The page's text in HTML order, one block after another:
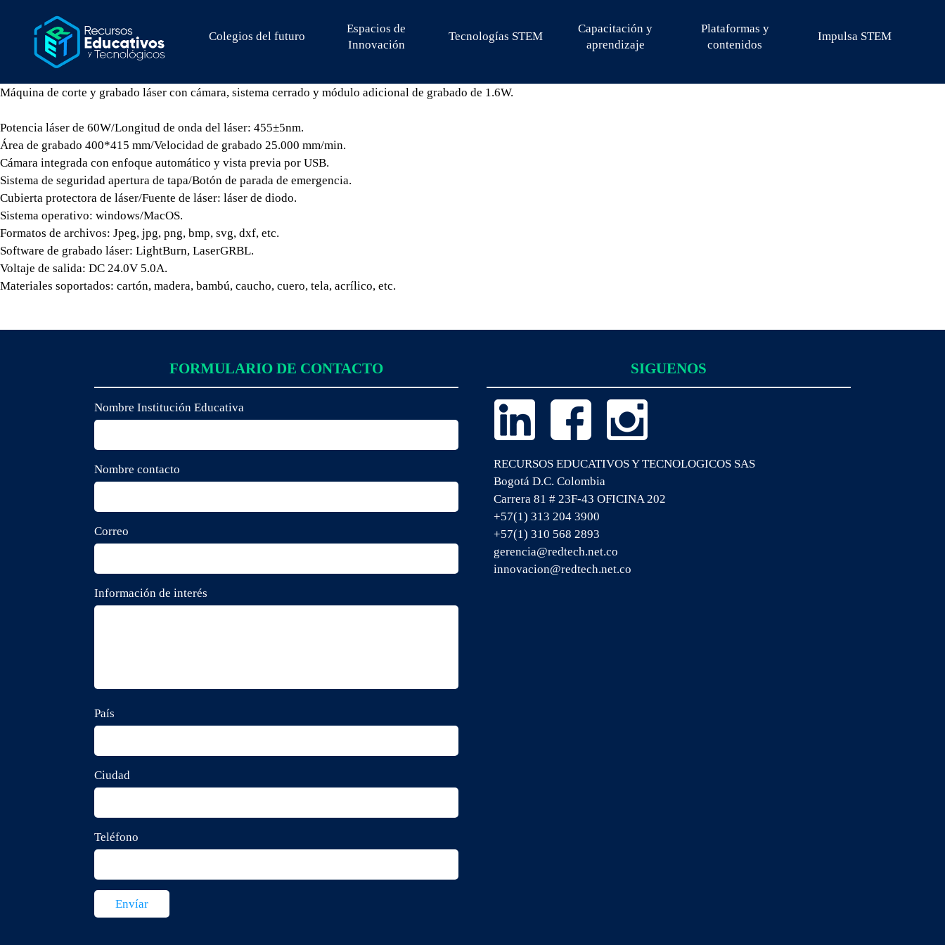
Colegios del futuro
Espacios de
Innovación
Tecnologías STEM
Capacitación y
aprendizaje
Plataformas y
contenidos
Impulsa STEM
Máquina de corte y grabado láser con cámara, sistema cerrado y módulo adicional de grabado de 1.6W.
Potencia láser de 60W/Longitud de onda del láser: 455±5nm.
Área de grabado 400*415 mm/Velocidad de grabado 25.000 mm/min.
Cámara integrada con enfoque automático y vista previa por USB.
Sistema de seguridad apertura de tapa/Botón de parada de emergencia.
Cubierta protectora de láser/Fuente de láser: láser de diodo.
Sistema operativo: windows/MacOS.
Formatos de archivos: Jpeg, jpg, png, bmp, svg, dxf, etc.
Software de grabado láser: LightBurn, LaserGRBL.
Voltaje de salida: DC 24.0V 5.0A.
Materiales soportados: cartón, madera, bambú, caucho, cuero, tela, acrílico, etc.
FORMULARIO DE CONTACTO
Nombre Institución Educativa
Nombre contacto
Correo
Información de interés
País
Ciudad
Teléfono
SIGUENOS
RECURSOS EDUCATIVOS Y TECNOLOGICOS SAS
Bogotá D.C. Colombia
Carrera 81 # 23F-43 OFICINA 202
+57(1) 313 204 3900
+57(1) 310 568 2893
gerencia@redtech.net.co
innovacion@redtech.net.co